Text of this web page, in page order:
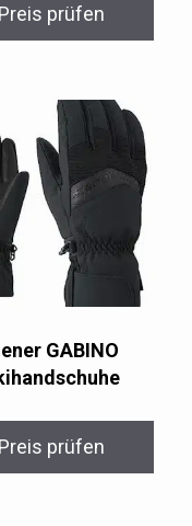
Preis prüfen
GABINO
Preis prüfen